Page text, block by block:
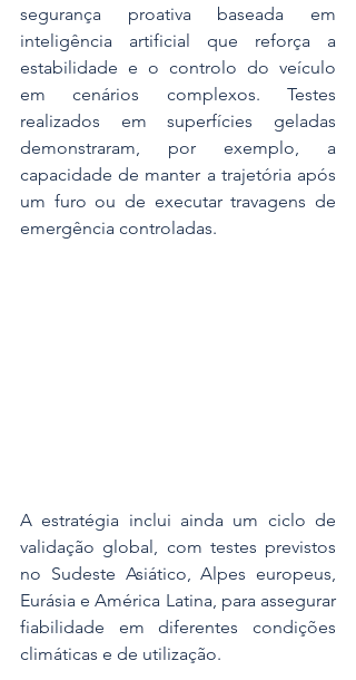
segurança proativa baseada em
inteligência artificial que reforça a
estabilidade e o controlo do veículo
em cenários complexos. Testes
realizados em superfícies geladas
demonstraram, por exemplo, a
capacidade de manter a trajetória após
um furo ou de executar travagens de
emergência controladas.
A estratégia inclui ainda um ciclo de
validação global, com testes previstos
no Sudeste Asiático, Alpes europeus,
Eurásia e América Latina, para assegurar
fiabilidade em diferentes condições
climáticas e de utilização.